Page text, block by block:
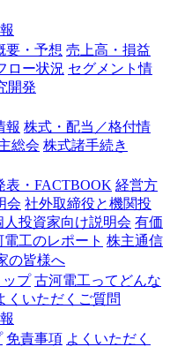
要・予想 売上高・損益
ロー状況 セグメント情
開発
報 株式・配当／格付情
総会 株式諸手続き
表・FACTBOOK 経営方
会 社外取締役と機関投
人投資家向け説明会 有価
電工のレポート 株主通信
の皆様へ
プ 古河電工ってどんな
くいただくご質問
免責事項 よくいただく